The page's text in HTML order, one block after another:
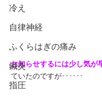
冷え
自律神経
ふくらはぎの痛み
鍼灸
指圧
お知らせするには少し気が
ていたのですが･･････